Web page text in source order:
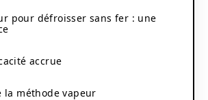
pour défroisser sans fer : une
accrue
la méthode vapeur